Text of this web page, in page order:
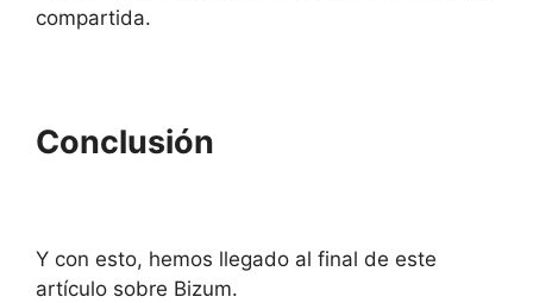
compartida.
Conclusión
Y con esto, hemos llegado al final de este
artículo sobre Bizum.